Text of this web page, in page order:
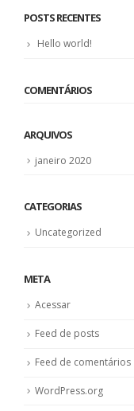
POSTS RECENTES
Hello world!
COMENTÁRIOS
ARQUIVOS
janeiro 2020
CATEGORIAS
Uncategorized
META
Acessar
Feed de posts
Feed de comentários
WordPress.org